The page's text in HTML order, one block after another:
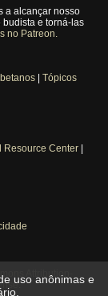
a alcançar nosso
e torná-las
no Patreon.
| Tópicos
Resource Center|
Attribution-
.
uso anônimas e